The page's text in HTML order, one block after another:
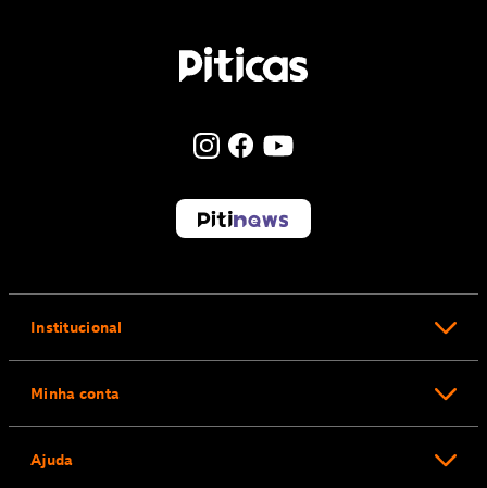
Institucional
Minha conta
Ajuda